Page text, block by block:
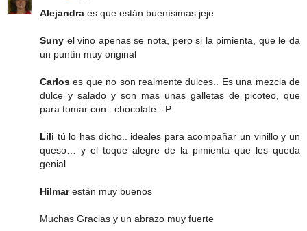
Alejandra es que están buenísimas jeje
Suny el vino apenas se nota, pero si la pimienta, que le da
un puntín muy original
Carlos es que no son realmente dulces.. Es una mezcla de
dulce y salado y son mas unas galletas de picoteo, que
para tomar con.. chocolate :-P
Lili tú lo has dicho.. ideales para acompañar un vinillo y un
queso… y el toque alegre de la pimienta que les queda
genial
Hilmarestán muy buenos
Muchas Gracias y un abrazo muy fuerte